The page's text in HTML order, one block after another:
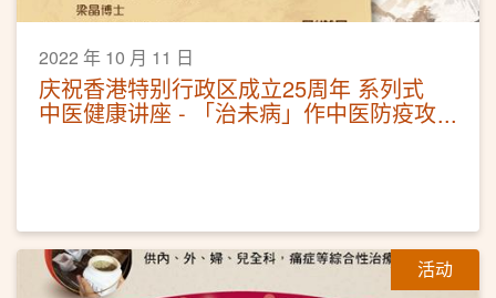
2022 年 10 月 11 日
庆祝香港特别行政区成立25周年 系列式
中医健康讲座 - 「治未病」作中医防疫攻
活动